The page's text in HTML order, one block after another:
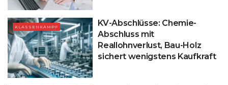
KLASSENKAMPF
KV-Abschlüsse: Chemie-
Abschluss mit
Reallohnverlust, Bau-Holz
sichert wenigstens Kaufkraft